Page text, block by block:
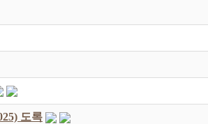
도록